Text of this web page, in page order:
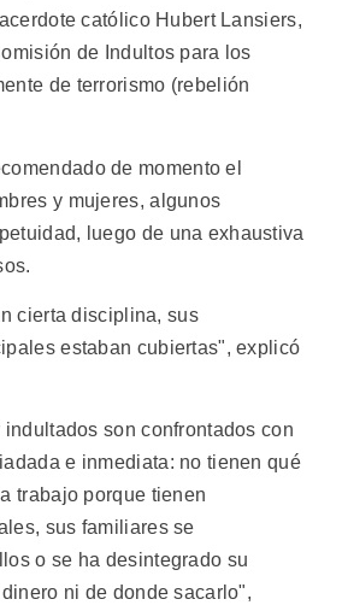
católico Hubert Lansiers,
de Indultos para los
de terrorismo (rebelión
de momento el
y mujeres, algunos
luego de una exhaustiva
cierta disciplina, sus
estaban cubiertas", explicó
son confrontados con
e inmediata: no tienen qué
trabajo porque tienen
sus familiares se
o se ha desintegrado su
ni de donde sacarlo",